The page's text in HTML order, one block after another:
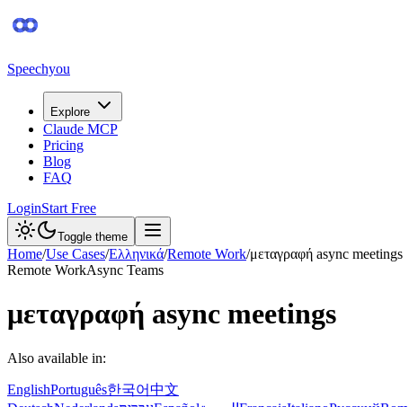
Speechyou
Explore
Claude MCP
Pricing
Blog
FAQ
LoginStart Free
Toggle theme
Home/Use Cases/Ελληνικά/Remote Work/μεταγραφή async meetings
Remote WorkAsync Teams
μεταγραφή async meetings
Also available in:
EnglishPortuguês한국어中文